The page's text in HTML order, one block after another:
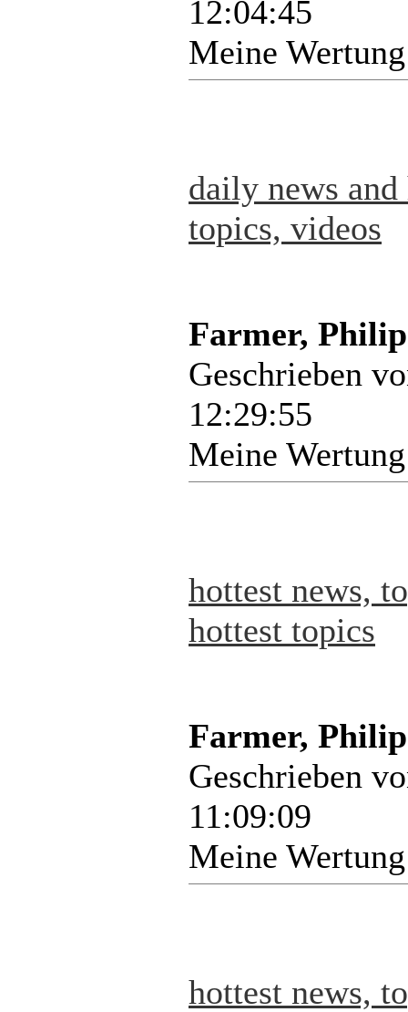
12:04:45
Meine
daily news
topics, videos
Farmer,
Geschrieben
12:29:55
Meine
hottest news,
hottest topics
Farmer,
Geschrieben
11:09:09
Meine
hottest news,